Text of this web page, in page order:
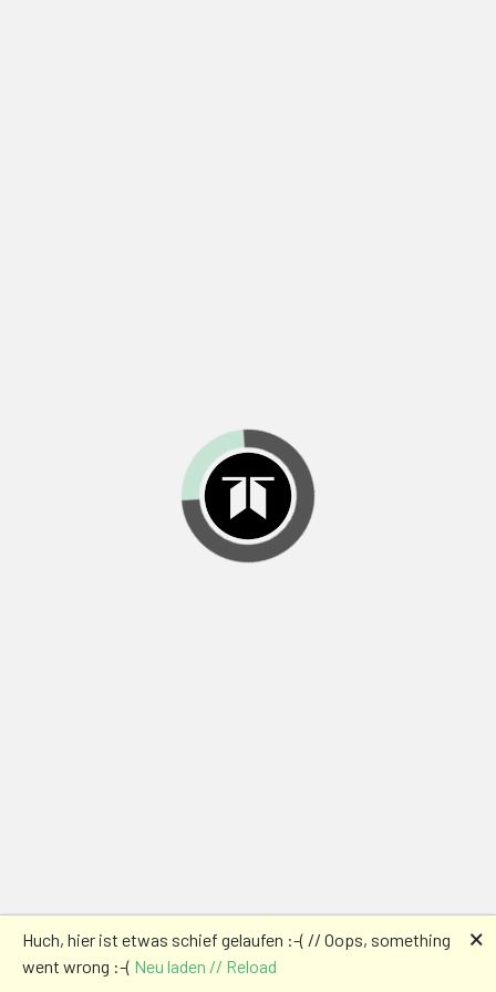
Huch, hier ist etwas schief gelaufen :-( // Oops, something
went wrong :-( Neu laden // Reload
🗙